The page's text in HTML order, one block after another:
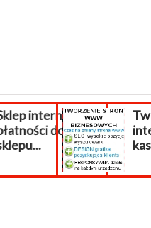
internetowy
do